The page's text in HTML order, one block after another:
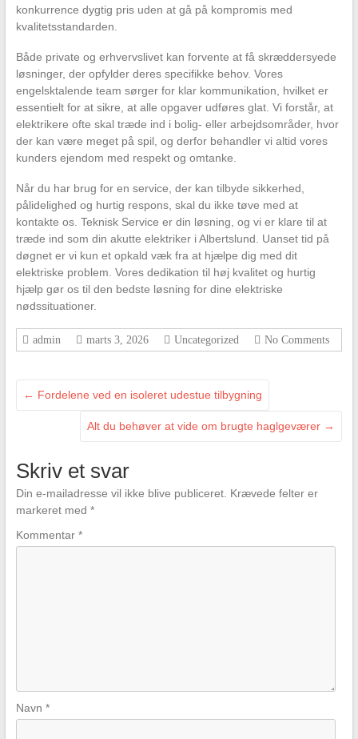
konkurrence dygtig pris uden at gå på kompromis med
kvalitetsstandarden.
Både private og erhvervslivet kan forvente at få skræddersyede
løsninger, der opfylder deres specifikke behov. Vores
engelsktalende team sørger for klar kommunikation, hvilket er
essentielt for at sikre, at alle opgaver udføres glat. Vi forstår, at
elektrikere ofte skal træde ind i bolig- eller arbejdsområder, hvor
der kan være meget på spil, og derfor behandler vi altid vores
kunders ejendom med respekt og omtanke.
Når du har brug for en service, der kan tilbyde sikkerhed,
pålidelighed og hurtig respons, skal du ikke tøve med at
kontakte os. Teknisk Service er din løsning, og vi er klare til at
træde ind som din akutte elektriker i Albertslund. Uanset tid på
døgnet er vi kun et opkald væk fra at hjælpe dig med dit
elektriske problem. Vores dedikation til høj kvalitet og hurtig
hjælp gør os til den bedste løsning for dine elektriske
nødssituationer.
admin marts 3, 2026 Uncategorized No Comments
← Fordelene ved en isoleret udestue tilbygning
Alt du behøver at vide om brugte haglgeværer →
Skriv et svar
Din e-mailadresse vil ikke blive publiceret. Krævede felter er
markeret med *
Kommentar *
Navn *